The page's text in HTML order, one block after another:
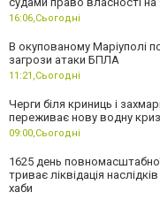
16:06,Сьогодні
В окупованому Маріуполі
загрози атаки БПЛА
11:21,Сьогодні
Черги біля криниць і
переживає нову водну
09:00,Сьогодні
1625 день
триває ліквідація
хаби